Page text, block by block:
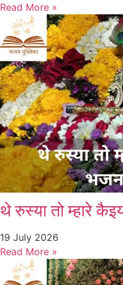
Read More »
थे रुस्या तो म्हारे
19 July 2026
Read More »